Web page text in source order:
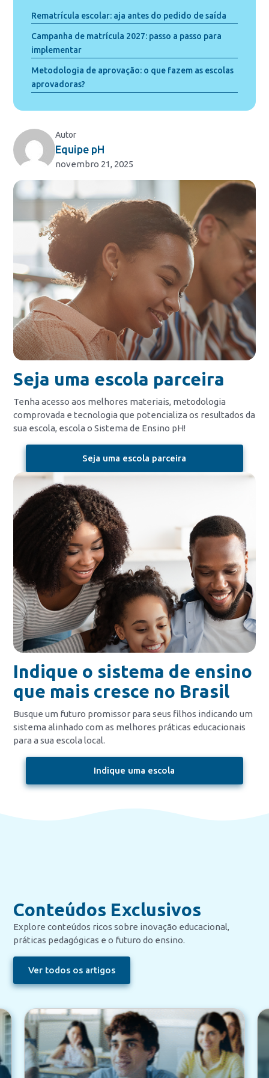
Rematrícula escolar: aja antes do pedido de saída
Campanha de matrícula 2027: passo a passo para
implementar
Metodologia de aprovação: o que fazem as escolas
aprovadoras?
Autor
Equipe pH
novembro 21, 2025
Seja uma escola parceira
Tenha acesso aos melhores materiais, metodologia
comprovada e tecnologia que potencializa os resultados da
sua escola, escola o Sistema de Ensino pH!
Seja uma escola parceira
Indique o sistema de ensino
que mais cresce no Brasil
Busque um futuro promissor para seus filhos indicando um
sistema alinhado com as melhores práticas educacionais
para a sua escola local.
Indique uma escola
Conteúdos Exclusivos
Explore conteúdos ricos sobre inovação educacional,
práticas pedagógicas e o futuro do ensino.
Ver todos os artigos